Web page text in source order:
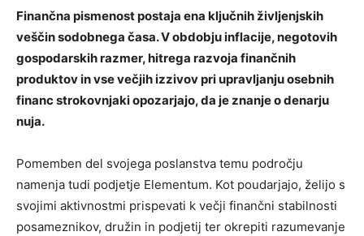
Finančna pismenost postaja ena ključnih življenjskih
veščin sodobnega časa. V obdobju inflacije, negotovih
gospodarskih razmer, hitrega razvoja finančnih
produktov in vse večjih izzivov pri upravljanju osebnih
financ strokovnjaki opozarjajo, da je znanje o denarju
nuja.
Pomemben del svojega poslanstva temu področju
namenja tudi podjetje Elementum. Kot poudarjajo, želijo s
svojimi aktivnostmi prispevati k večji finančni stabilnosti
posameznikov, družin in podjetij ter okrepiti razumevanje